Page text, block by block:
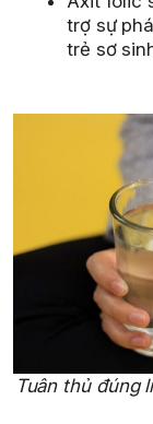
trợ sự
trẻ sơ
Tuân thủ đúng